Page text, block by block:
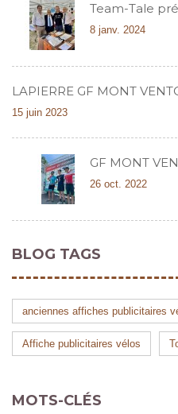
Team-Tale
8 janv. 2024
LAPIERRE GF MONT
15 juin 2023
GF MONT
26 oct. 2022
BLOG TAGS
anciennes affiches publicitaires
Affiche publicitaires vélos
MOTS-CLÉS